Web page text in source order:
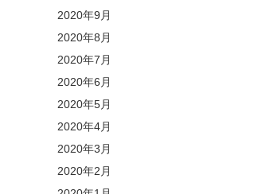
2020年9月
2020年8月
2020年7月
2020年6月
2020年5月
2020年4月
2020年3月
2020年2月